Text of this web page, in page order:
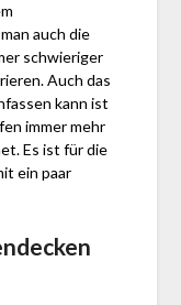
auch die
schwieriger
Auch das
kann ist
immer mehr
Es ist für die
ein paar